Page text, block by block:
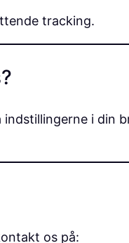
tracking.
i
os på: